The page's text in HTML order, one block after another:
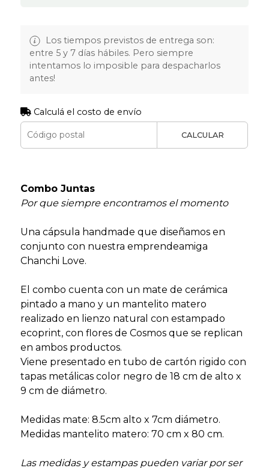
Los tiempos previstos de entrega son:
entre 5 y 7 días hábiles. Pero siempre
intentamos lo imposible para despacharlos
antes!
Calculá el costo de envío
CALCULAR
Combo Juntas
Por que siempre encontramos el momento
Una cápsula handmade que diseñamos en
conjunto con nuestra emprendeamiga
Chanchi Love.
El combo cuenta con un mate de cerámica
pintado a mano y un mantelito matero
realizado en lienzo natural con estampado
ecoprint, con flores de Cosmos que se replican
en ambos productos.
Viene presentado en tubo de cartón rigido con
tapas metálicas color negro de 18 cm de alto x
9 cm de diámetro.
Medidas mate: 8.5cm alto x 7cm diámetro.
Medidas mantelito matero: 70 cm x 80 cm.
Las medidas y estampas pueden variar por ser